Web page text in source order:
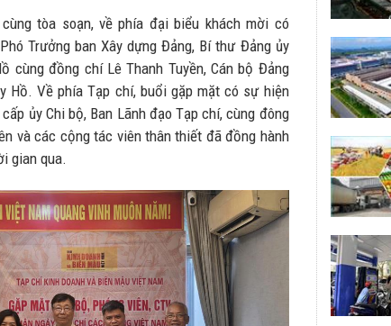
tòa soạn, về phía đại biểu khách mời có
Trưởng ban Xây dựng Đảng, Bí thư Đảng ủy
cùng đồng chí Lê Thanh Tuyền, Cán bộ Đảng
Hồ. Về phía Tạp chí, buổi gặp mặt có sự hiện
ủy Chi bộ, Ban Lãnh đạo Tạp chí, cùng đông
và các cộng tác viên thân thiết đã đồng hành
gian qua.